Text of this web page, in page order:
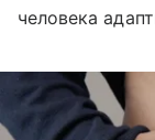
человека